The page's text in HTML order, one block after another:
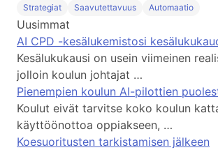
Strategiat Saavutettavuus Automaatio
Uusimmat
AI CPD -kesälukemistosi
Kesälukukausi on usein viimeinen
jolloin koulun johtajat …
Pienempien koulun AI-pilottien
Koulut eivät tarvitse koko koulun
käyttöönottoa oppiakseen, …
Koesuoritusten tarkistamisen jälkeen